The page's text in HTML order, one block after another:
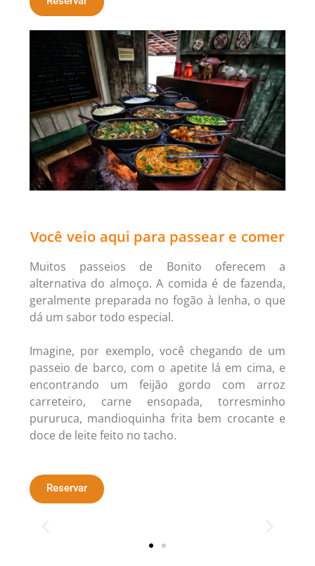
Você veio aqui para passear e comer
Muitos passeios de Bonito oferecem a
alternativa do almoço. A comida é de fazenda,
geralmente preparada no fogão à lenha, o que
dá um sabor todo especial.
Imagine, por exemplo, você chegando de um
passeio de barco, com o apetite lá em cima, e
encontrando um feijão gordo com arroz
carreteiro, carne ensopada, torresminho
pururuca, mandioquinha frita bem crocante e
doce de leite feito no tacho.
Reservar